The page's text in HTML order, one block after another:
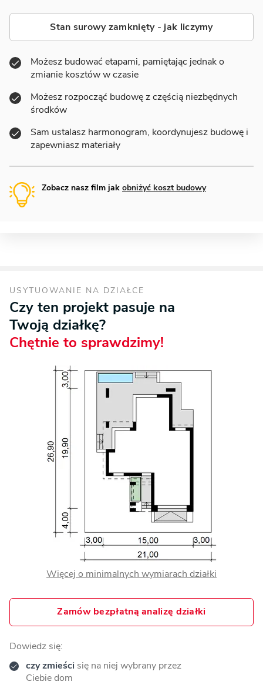
Stan surowy zamknięty - jak liczymy
Możesz budować etapami, pamiętając jednak o
zmianie kosztów w czasie
Możesz rozpocząć budowę z częścią niezbędnych
środków
Sam ustalasz harmonogram, koordynujesz budowę i
zapewniasz materiały
Zobacz nasz film jak obniżyć koszt budowy
USYTUOWANIE NA DZIAŁCE
Czy ten projekt pasuje na
Twoją działkę?
Chętnie to sprawdzimy!
Więcej o minimalnych wymiarach działki
Zamów bezpłatną analizę działki
Dowiedz się:
czy zmieści się na niej wybrany przez
Ciebie dom